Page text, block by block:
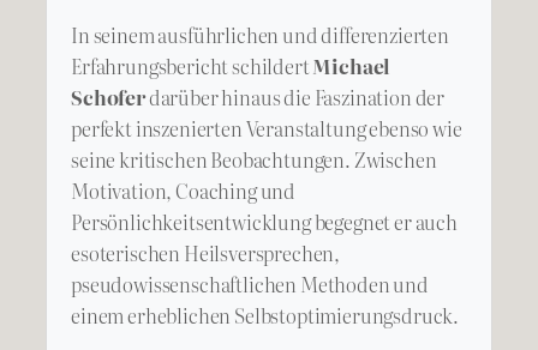
In seinem ausführlichen und differenzierten
Erfahrungsbericht schildertMichael
Schoferdarüber hinaus die Faszination der
perfekt inszenierten Veranstaltung ebenso wie
seine kritischen Beobachtungen. Zwischen
Motivation, Coaching und
Persönlichkeitsentwicklung begegnet er auch
esoterischen Heilsversprechen,
pseudowissenschaftlichen Methoden und
einem erheblichen Selbstoptimierungsdruck.